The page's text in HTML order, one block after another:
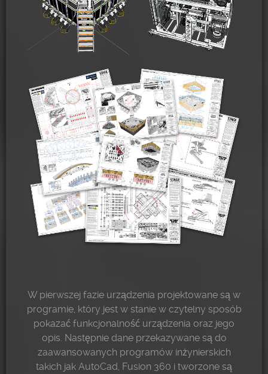
W pierwszej fazie urządzenia projektowane są w
programie, który jest w stanie w czytelny sposób
pokazać funkcjonalność urządzenia oraz jego
opis. Następnie dane przekazywane są do
zaawansowanych programów inżynierskich
takich jak AutoCad, Fusion 360 i tworzone są